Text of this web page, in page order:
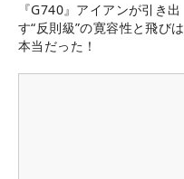
『G740』アイアンが引き出
す“反則級”の寛容性と飛びは
本当だった！